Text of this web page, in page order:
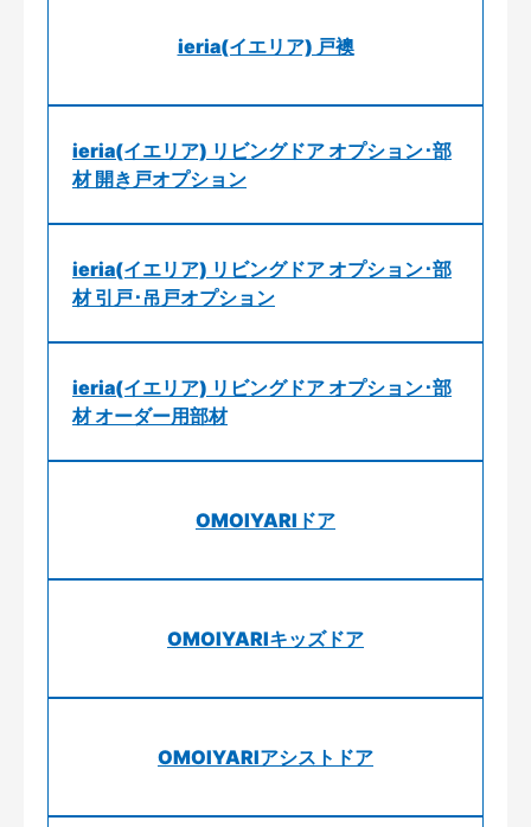
ieria(イエリア) 戸襖
ieria(イエリア) リビングドア オプション･部
材 開き戸オプション
ieria(イエリア) リビングドア オプション･部
材 引戸･吊戸オプション
ieria(イエリア) リビングドア オプション･部
材 オーダー用部材
OMOIYARIドア
OMOIYARIキッズドア
OMOIYARIアシストドア